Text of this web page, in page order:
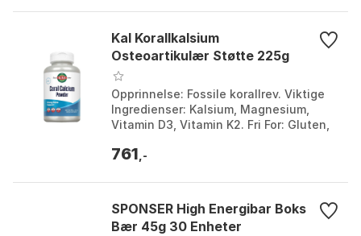
Kal Korallkalsium
Osteoartikulær Støtte 225g
Opprinnelse: Fossile korallrev. Viktige
Ingredienser: Kalsium, Magnesium,
Vitamin D3, Vitamin K2. Fri For: Gluten,
Osteo...
761 ,-
SPONSER High Energibar Boks
Bær 45g 30 Enheter